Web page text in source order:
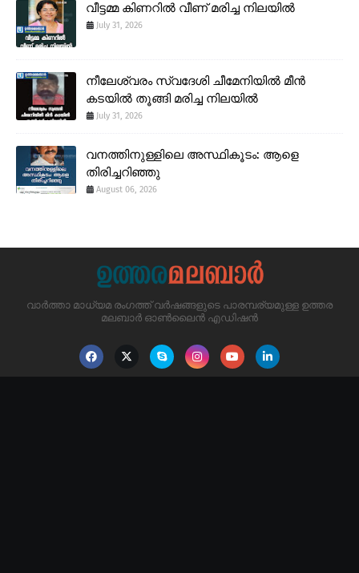
വീട്ടമ്മ കിണറിൽ വീണ് മരിച്ച നിലയിൽ
July 31, 2026
നീലേശ്വരം സ്വദേശി ചീമേനിയിൽ മീൻ
കടയിൽ തൂങ്ങി മരിച്ച നിലയിൽ
July 31, 2026
വനത്തിനുള്ളിലെ അസ്ഥികൂടം: ആളെ
തിരിച്ചറിഞ്ഞു
August 06, 2026
വാർത്താ മാധ്യമ രംഗത്ത് വർഷങ്ങളുടെ പാരമ്പര്യമുള്ള ഉത്തര
മലബാർ ഓൺലൈൻ എഡിഷൻ